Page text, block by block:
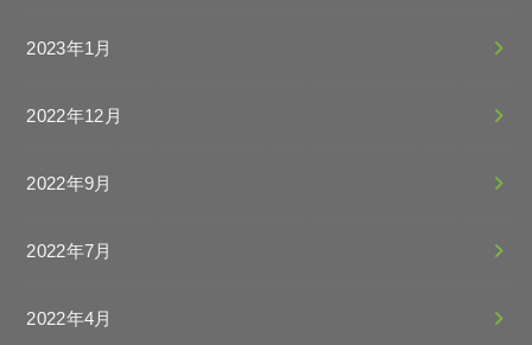
2023年1月
2022年12月
2022年9月
2022年7月
2022年4月